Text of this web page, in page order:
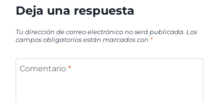
Deja una respuesta
Tu dirección de correo electrónico no será publicada. Los
campos obligatorios están marcados con *
Comentario *